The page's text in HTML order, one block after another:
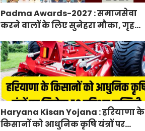
Padma Awards-2027 : समाजसेवा
करने वालों के लिए सुनेहरा मौका, गृह
लिए आवेदन
Haryana Kisan Yojana : हरियाणा के
किसानों को आधुनिक कृषि यंत्रों पर